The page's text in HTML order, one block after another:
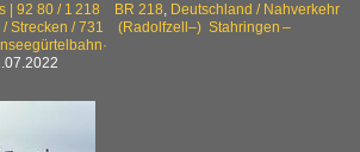
| 92 80 / 1 218 BR 218, Deutschland / Nahverkehr
/ Strecken / 731 (Radolfzell–) Stahringen –